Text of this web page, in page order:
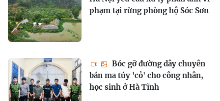
phạm tại rừng phòng hộ Sóc Sơn
Bóc gỡ đường dây chuyên
bán ma túy 'cỏ' cho công nhân,
học sinh ở Hà Tĩnh